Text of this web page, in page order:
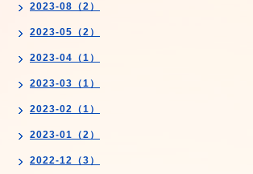
2023-08（2）
2023-05（2）
2023-04（1）
2023-03（1）
2023-02（1）
2023-01（2）
2022-12（3）